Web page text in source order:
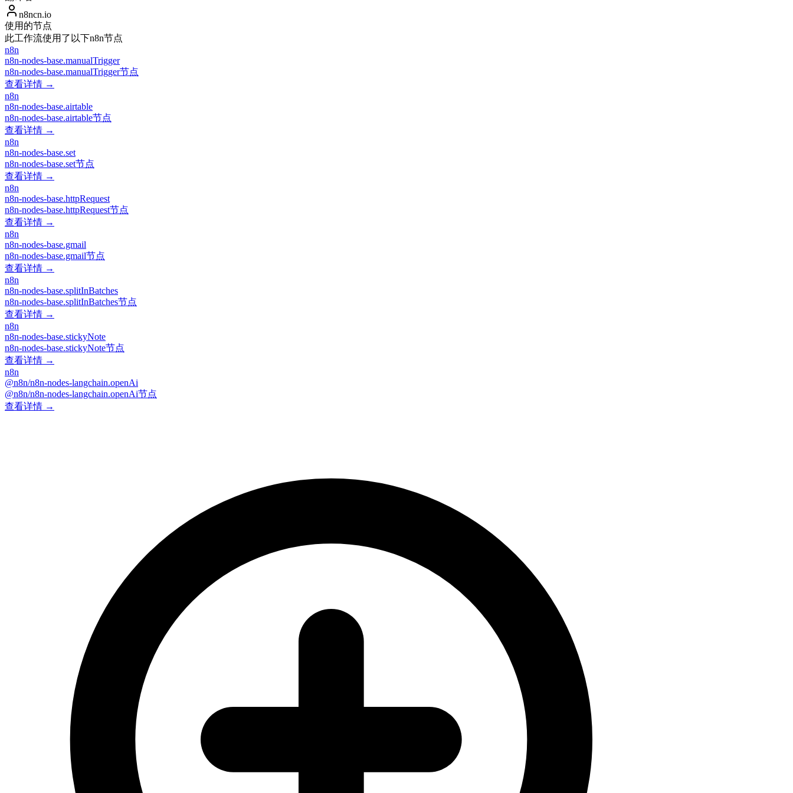
n8ncn.io
使用的节点
此工作流使用了以下n8n节点
n8n
n8n-nodes-base.manualTrigger
n8n-nodes-base.manualTrigger节点
查看详情 →
n8n
n8n-nodes-base.airtable
n8n-nodes-base.airtable节点
查看详情 →
n8n
n8n-nodes-base.set
n8n-nodes-base.set节点
查看详情 →
n8n
n8n-nodes-base.httpRequest
n8n-nodes-base.httpRequest节点
查看详情 →
n8n
n8n-nodes-base.gmail
n8n-nodes-base.gmail节点
查看详情 →
n8n
n8n-nodes-base.splitInBatches
n8n-nodes-base.splitInBatches节点
查看详情 →
n8n
n8n-nodes-base.stickyNote
n8n-nodes-base.stickyNote节点
查看详情 →
n8n
@n8n/n8n-nodes-langchain.openAi
@n8n/n8n-nodes-langchain.openAi节点
查看详情 →